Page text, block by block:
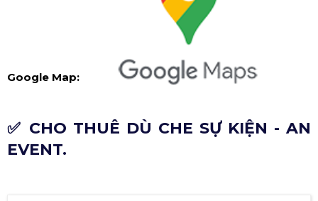
Google Map:
✅ CHO THUÊ DÙ CHE SỰ KIỆN - AN
EVENT.